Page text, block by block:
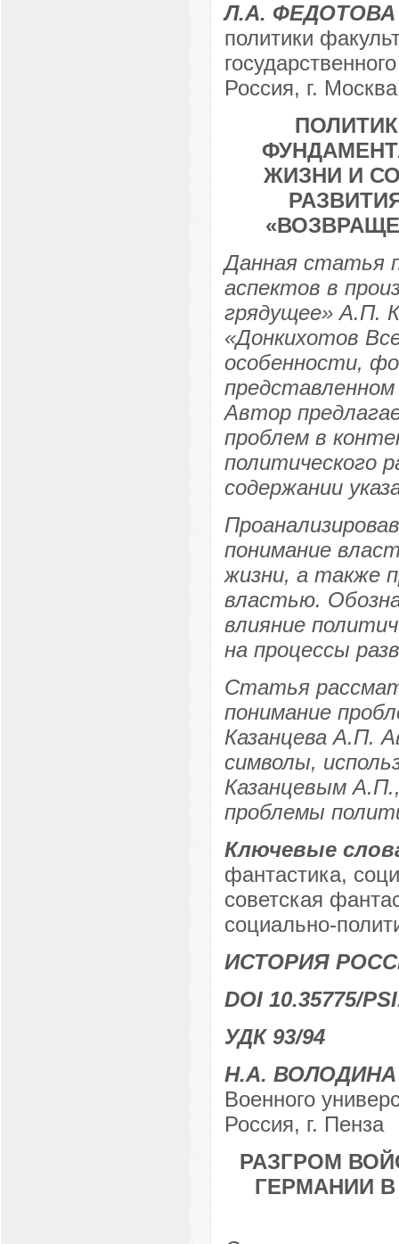
Л.А. ФЕДОТОВА
политики
Россия, г. Москва
ЖИЗНИ И
Данная статья
аспектов в
грядущее» А.П.
«Донкихотов
особенности,
Автор
проблем в
политического
содержании
понимание
жизни, а также
властью.
влияние
на процессы
Статья
понимание
Казанцева А.П.
символы,
Казанцевым
проблемы
Ключевые
фантастика,
советская
социально-
ИСТОРИЯ
DOI 10.35775/
УДК 93/94
Н.А. ВОЛОДИНА
Военного
Россия, г. Пенза
РАЗГРОМ
ГЕРМАНИИ